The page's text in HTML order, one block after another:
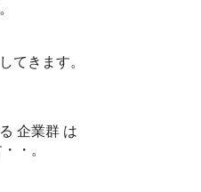
てきます。
企業群 は
・。